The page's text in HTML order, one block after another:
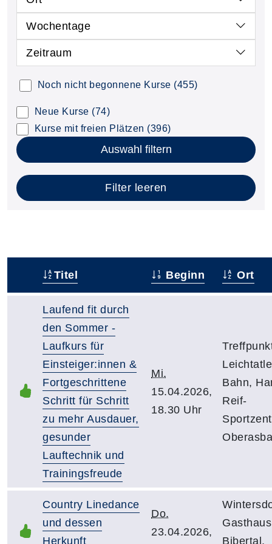
Wochentage
Zeitraum
Noch nicht begonnene Kurse (455)
Neue Kurse (74)
Kurse mit freien Plätzen (396)
Auswahl filtern
Filter leeren
Titel Beginn Ort
Laufend fit durch
den Sommer -
Laufkurs für
Einsteiger:innen &
Fortgeschrittene
Schritt für Schritt
zu mehr Ausdauer,
gesunder
Lauftechnik und
Trainingsfreude
Mi.
15.04.2026,
18.30 Uhr
Bahn,
Reif-
Country Linedance
und dessen
Herkunft
Do.
23.04.2026,
Bibertal,